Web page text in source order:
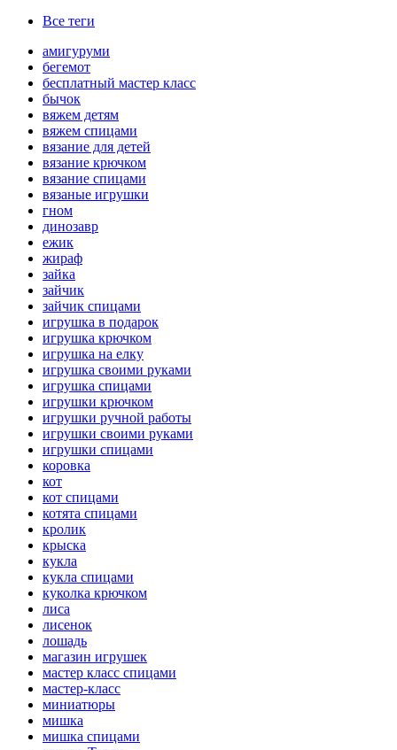
Все теги
амигуруми
бегемот
бесплатный мастер класс
бычок
вяжем детям
вяжем спицами
вязание для детей
вязание крючком
вязание спицами
вязаные игрушки
гном
динозавр
ежик
жираф
зайка
зайчик
зайчик спицами
игрушка в подарок
игрушка крючком
игрушка на елку
игрушка своими руками
игрушка спицами
игрушки крючком
игрушки ручной работы
игрушки своими руками
игрушки спицами
коровка
кот
кот спицами
котята спицами
кролик
крыска
кукла
кукла спицами
куколка крючком
лиса
лисенок
лошадь
магазин игрушек
мастер класс спицами
мастер-класс
миниатюры
мишка
мишка спицами